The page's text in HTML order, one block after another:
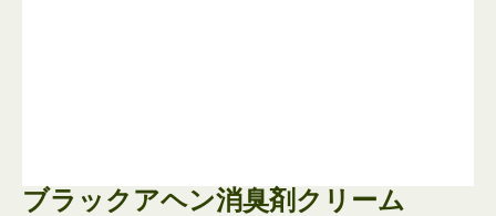
ブラックアヘン消臭剤クリーム